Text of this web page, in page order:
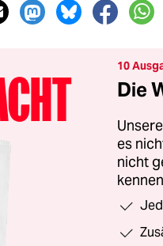
10
Die
es
nicht